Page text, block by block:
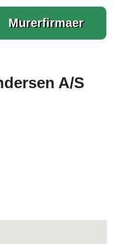
Murerfirmaer
A/S